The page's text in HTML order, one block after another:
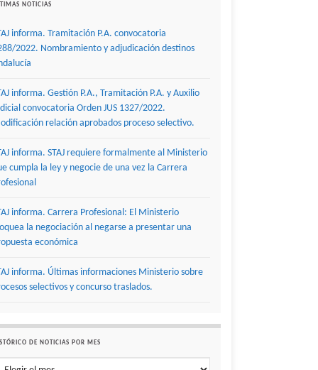
NOTICIAS
informa. Tramitación P.A. convocatoria
2022. Nombramiento y adjudicación destinos
informa. Gestión P.A., Tramitación P.A. y Auxilio
convocatoria Orden JUS 1327/2022.
relación aprobados proceso selectivo.
informa. STAJ requiere formalmente al Ministerio
cumpla la ley y negocie de una vez la Carrera
informa. Carrera Profesional: El Ministerio
la negociación al negarse a presentar una
económica
informa. Últimas informaciones Ministerio sobre
selectivos y concurso traslados.
DE NOTICIAS POR MES
de noticias por mes